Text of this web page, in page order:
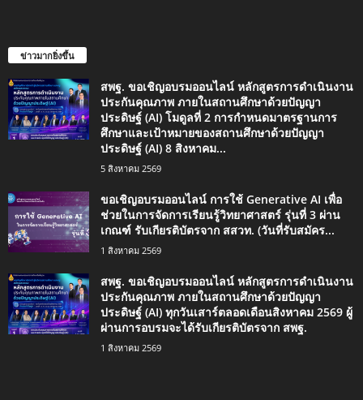
ข่าวมากยิ่งขึ้น
สพฐ. ขอเชิญอบรมออนไลน์ หลักสูตรการดำเนินงาน
ประกันคุณภาพ ภายในสถานศึกษาด้วยปัญญา
ประดิษฐ์ (AI) โมดูลที่ 2 การกำหนดมาตรฐานการ
ศึกษาและเป้าหมายของสถานศึกษาด้วยปัญญา
ประดิษฐ์ (AI) 8 สิงหาคม...
5 สิงหาคม 2569
ขอเชิญอบรมออนไลน์ การใช้ Generative AI เพื่อ
ช่วยในการจัดการเรียนรู้วิทยาศาสตร์ รุ่นที่ 3 ผ่าน
เกณฑ์ รับเกียรติบัตรจาก สสวท. (วันที่รับสมัคร...
1 สิงหาคม 2569
สพฐ. ขอเชิญอบรมออนไลน์ หลักสูตรการดำเนินงาน
ประกันคุณภาพ ภายในสถานศึกษาด้วยปัญญา
ประดิษฐ์ (AI) ทุกวันเสาร์ตลอดเดือนสิงหาคม 2569 ผู้
ผ่านการอบรมจะได้รับเกียรติบัตรจาก สพฐ.
1 สิงหาคม 2569